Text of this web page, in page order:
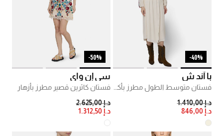
40%-
با آند ش
PRICE REDUCED FROM
د.إ 1.410,00
د.إ 846,00
50%-
سي إن واي
فستان كاثرين قصير مطرز بأزهار
PRICE REDUCED FROM
د.إ 2.625,00
TO
د.إ 1.312,50